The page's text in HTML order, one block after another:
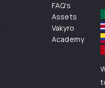
FAQ's
Assets
Vakyro
Academy